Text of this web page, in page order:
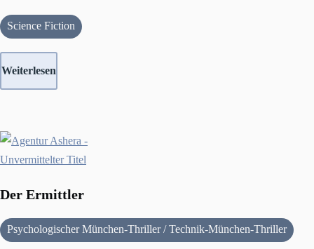
Science Fiction
Weiterlesen
Der Ermittler
Psychologischer München-Thriller / Technik-München-Thriller